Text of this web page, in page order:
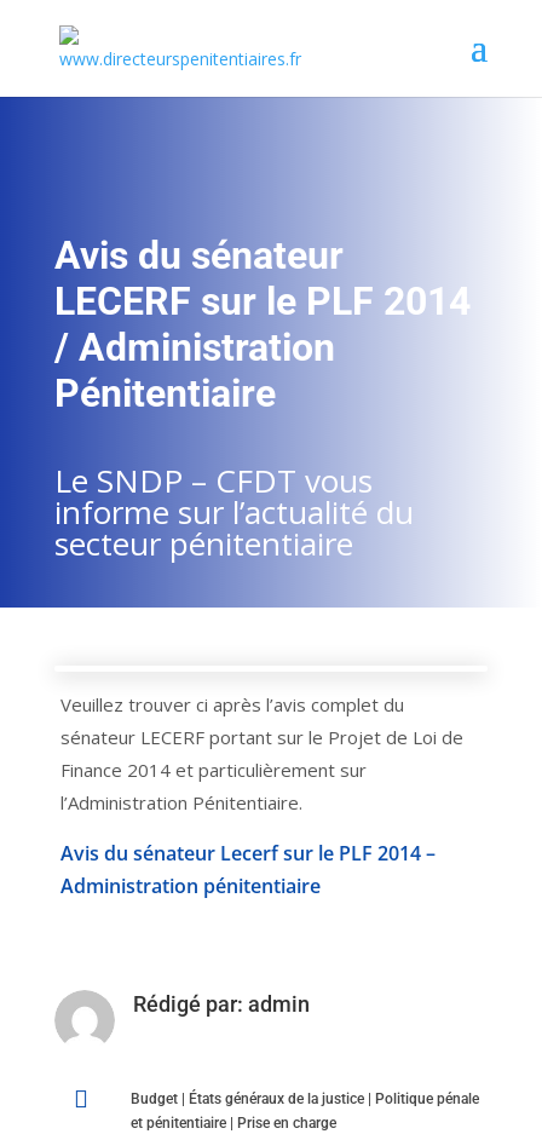
Avis du sénateur
LECERF sur le PLF 2014
/ Administration
Pénitentiaire
Le SNDP – CFDT vous
informe sur l’actualité du
secteur pénitentiaire
Veuillez trouver ci après l’avis complet du
sénateur LECERF portant sur le Projet de Loi de
Finance 2014 et particulièrement sur
l’Administration Pénitentiaire.
Avis du sénateur Lecerf sur le PLF 2014 –
Administration pénitentiaire
Rédigé par: admin
 Budget| États généraux de la justice|
Politique pénale
et pénitentiaire| Prise en charge